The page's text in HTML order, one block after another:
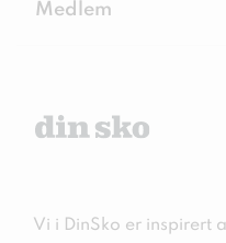
Medlem
Vi i DinSko er inspirert